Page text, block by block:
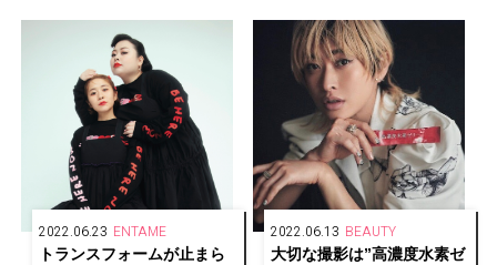
2022.06.23 ENTAME
トランスフォームが止まら
2022.06.13 BEAUTY
大切な撮影は”高濃度水素ゼ